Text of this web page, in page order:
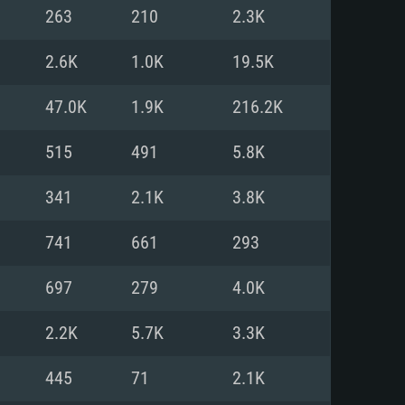
mais
com DirectX 11 ou superior;
ou superior, Radeon RX 570
i7 (Intel Xeon não suportado)
Vega II ou superior com
banda larga.
de 6 meses) / equivalentes
570) com os drivers mais
263 210 2.3K
2.6K 1.0K 19.5K
47.0K 1.9K 216.2K
515 491 5.8K
341 2.1K 3.8K
741 661 293
697 279 4.0K
2.2K 5.7K 3.3K
445 71 2.1K